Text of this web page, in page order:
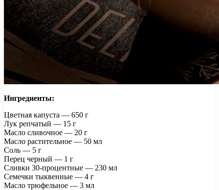
Ингредиенты:
Цветная капуста — 650 г
Лук репчатый — 15 г
Масло сливочное — 20 г
Масло растительное — 50 мл
Соль — 5 г
Перец черный — 1 г
Сливки 30-процентные — 230 мл
Семечки тыквенные — 4 г
Масло трюфельное — 3 мл